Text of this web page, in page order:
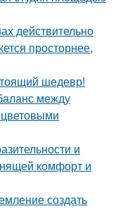
действительно
просторнее,
шедевр!
между
и
комфорт и
создать